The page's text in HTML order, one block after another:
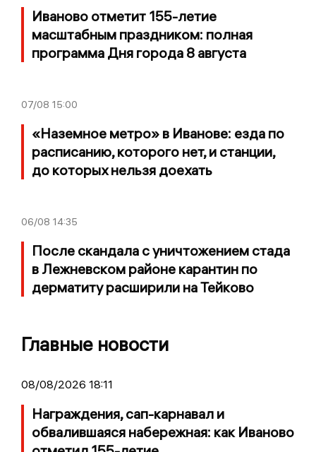
Иваново отметит 155-летие
масштабным праздником: полная
программа Дня города 8 августа
07/08 15:00
«Наземное метро» в Иванове: езда по
расписанию, которого нет, и станции,
до которых нельзя доехать
06/08 14:35
После скандала с уничтожением стада
в Лежневском районе карантин по
дерматиту расширили на Тейково
Главные новости
08/08/2026 18:11
Награждения, сап-карнавал и
обвалившаяся набережная: как Иваново